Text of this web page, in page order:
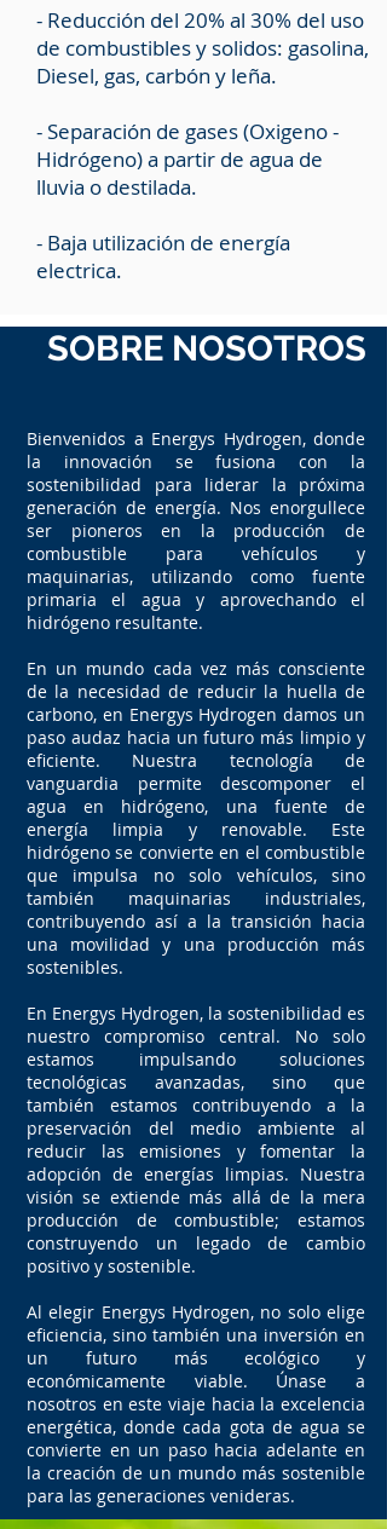
- Reducción del 20% al 30% del uso
de combustibles y solidos: gasolina,
Diesel, gas, carbón y leña.
- Separación de gases (Oxigeno -
Hidrógeno) a partir de agua de
lluvia o destilada.
- Baja utilización de energía
electrica.
SOBRE NOSOTROS
Bienvenidos a Energys Hydrogen, donde
la innovación se fusiona con la
sostenibilidad para liderar la próxima
generación de energía. Nos enorgullece
ser pioneros en la producción de
combustible para vehículos y
maquinarias, utilizando como fuente
primaria el agua y aprovechando el
hidrógeno resultante.
En un mundo cada vez más consciente
de la necesidad de reducir la huella de
carbono, en Energys Hydrogen damos un
paso audaz hacia un futuro más limpio y
eficiente. Nuestra tecnología de
vanguardia permite descomponer el
agua en hidrógeno, una fuente de
energía limpia y renovable. Este
hidrógeno se convierte en el combustible
que impulsa no solo vehículos, sino
también maquinarias industriales,
contribuyendo así a la transición hacia
una movilidad y una producción más
sostenibles.
En Energys Hydrogen, la sostenibilidad es
nuestro compromiso central. No solo
estamos impulsando soluciones
tecnológicas avanzadas, sino que
también estamos contribuyendo a la
preservación del medio ambiente al
reducir las emisiones y fomentar la
adopción de energías limpias. Nuestra
visión se extiende más allá de la mera
producción de combustible; estamos
construyendo un legado de cambio
positivo y sostenible.
Al elegir Energys Hydrogen, no solo elige
eficiencia, sino también una inversión en
un futuro más ecológico y
económicamente viable. Únase a
nosotros en este viaje hacia la excelencia
energética, donde cada gota de agua se
convierte en un paso hacia adelante en
la creación de un mundo más sostenible
para las generaciones venideras.